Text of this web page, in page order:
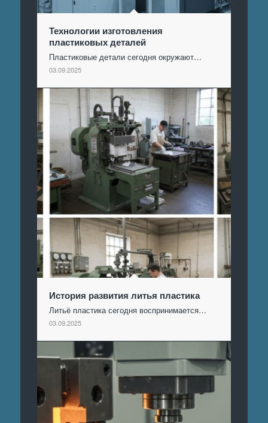
Технологии изготовления
пластиковых деталей
Пластиковые детали сегодня окружают…
03.09.2025
История развития литья пластика
Литьё пластика сегодня воспринимается…
03.09.2025